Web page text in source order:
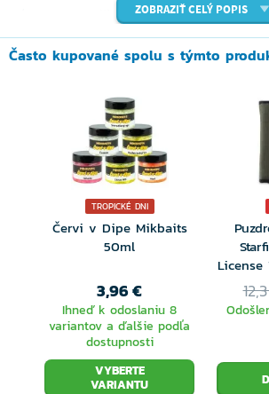
úpravou prešla aj zdokonalená akcia
Séria MONSTER X je nastavená tak,
Akcia prútu je skvelá a plynulá,
dokonale aj tú najmenšiu rybu.
Balenie obsahuje 3x výmennú špičku:
1oz,
Odporúčaná sila vlasca:4-8lb
Odhodová záťaž prútov od 30 do 50gr
ZOBRAZIŤ CELÝ POPIS
Často kupované spolu s týmto
TROPICKÉ DNI
Červi v Dipe Mikbaits
50ml
3,96 €
Ihneď k odoslaniu 8
variantov a ďalšie podľa
dostupnosti
VYBERTE
VARIANTU
License